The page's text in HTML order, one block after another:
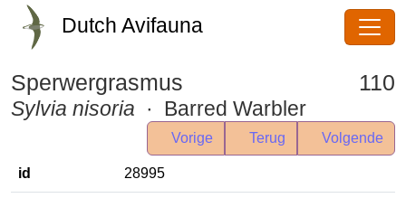
Dutch Avifauna
Sperwergrasmus 110
Sylvia nisoria · Barred Warbler
Vorige Terug
Volgende
id
28995